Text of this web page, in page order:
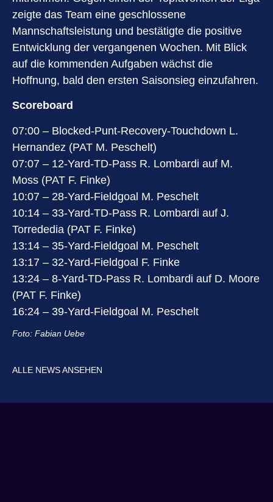
zeigte das Team eine geschlossene
Mannschaftsleistung und bestätigte die positive
Entwicklung der vergangenen Wochen. Mit Blick
auf die kommenden Aufgaben wächst die
Hoffnung, bald den ersten Saisonsieg einzufahren.
Scoreboard
07:00 – Blocked-Punt-Recovery-Touchdown L.
Hernandez (PAT M. Peschelt)
07:07 – 12-Yard-TD-Pass R. Lombardi auf M.
Moss (PAT F. Finke)
10:07 – 28-Yard-Fieldgoal M. Peschelt
10:14 – 33-Yard-TD-Pass R. Lombardi auf J.
Torrededia (PAT F. Finke)
13:14 – 35-Yard-Fieldgoal M. Peschelt
13:17 – 32-Yard-Fieldgoal F. Finke
13:24 – 8-Yard-TD-Pass R. Lombardi auf D. Moore
(PAT F. Finke)
16:24 – 39-Yard-Fieldgoal M. Peschelt
Foto: Fabian Uebe
ALLE NEWS ANSEHEN